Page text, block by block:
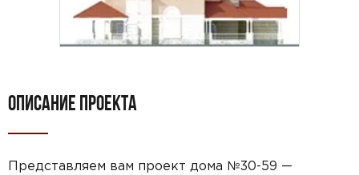
ОПИСАНИЕ ПРОЕКТА
Представляем вам проект дома №30-59 —